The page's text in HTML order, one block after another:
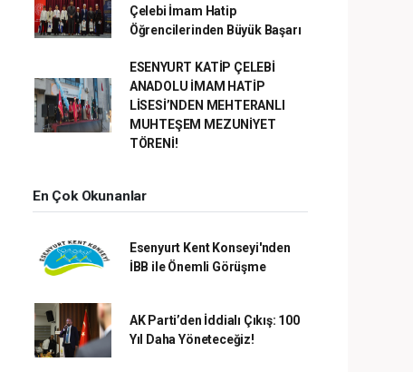
Çelebi İmam Hatip
Öğrencilerinden Büyük Başarı
ESENYURT KATİP ÇELEBİ
ANADOLU İMAM HATİP
LİSESİ’NDEN MEHTERANLI
MUHTEŞEM MEZUNİYET
TÖRENİ!
En Çok Okunanlar
Esenyurt Kent Konseyi'nden
İBB ile Önemli Görüşme
AK Parti’den İddialı Çıkış: 100
Yıl Daha Yöneteceğiz!